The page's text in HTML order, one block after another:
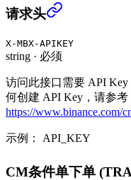
CM条件单下单
请求头
X-MBX-APIKEY
string · 必须
访问此接口需要 API
何创建 API Key，请参考
https://www.binance.com/
示例： API_KEY
CM条件单下单